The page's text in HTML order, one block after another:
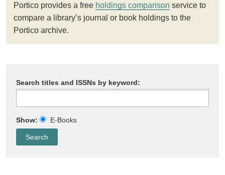
Portico provides a free holdings comparison service to
compare a library’s journal or book holdings to the
Portico archive.
Search titles and ISSNs by keyword:
Show: E-Books